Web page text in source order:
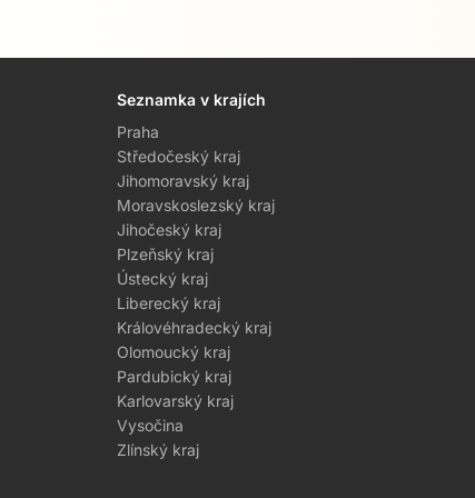
Seznamka v krajích
Praha
Středočeský kraj
Jihomoravský kraj
Moravskoslezský kraj
Jihočeský kraj
Plzeňský kraj
Ústecký kraj
Liberecký kraj
Královéhradecký kraj
Olomoucký kraj
Pardubický kraj
Karlovarský kraj
Vysočina
Zlínský kraj